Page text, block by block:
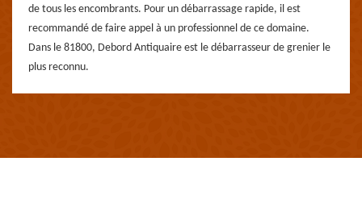
de tous les encombrants. Pour un débarrassage rapide, il est
recommandé de faire appel à un professionnel de ce domaine.
Dans le 81800, Debord Antiquaire est le débarrasseur de grenier le
plus reconnu.